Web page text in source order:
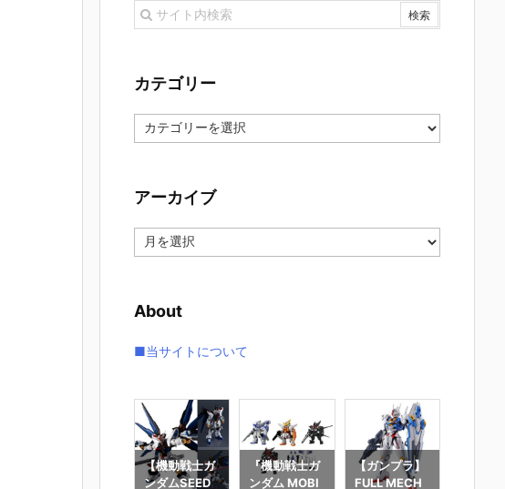
カテゴリー
カ
テ
ー
アーカイブ
ー
ブ
About
■当サイトについて
【機動戦士ガ
ンダムSEED
『機動戦士ガ
ンダム MOBI
【ガンプラ】
FULL MECH